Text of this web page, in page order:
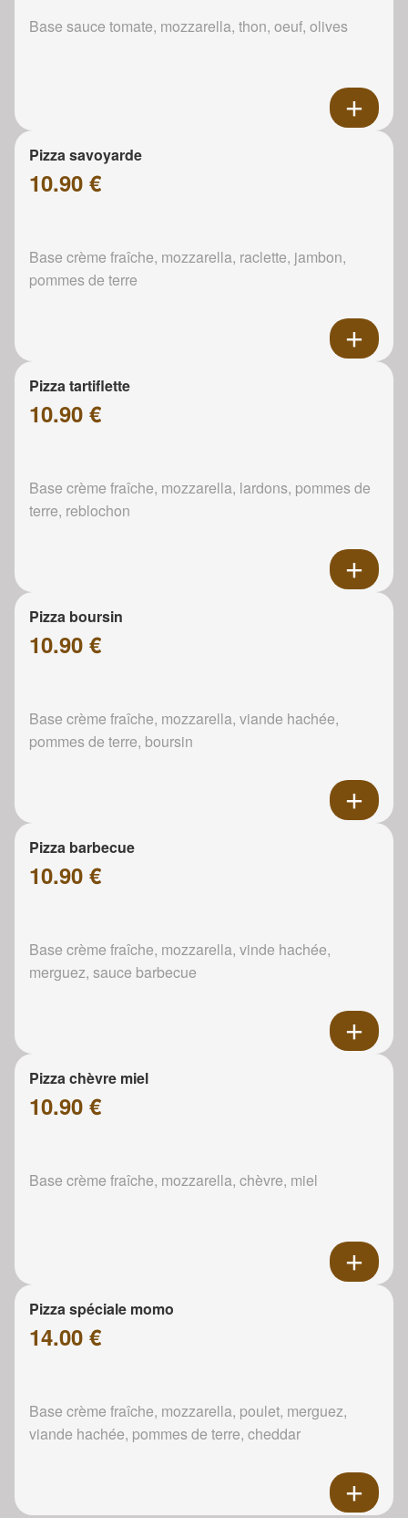
Base sauce tomate, mozzarella, thon, oeuf, olives
Pizza savoyarde
10.90 €
Base crème fraîche, mozzarella, raclette, jambon,
pommes de terre
Pizza tartiflette
10.90 €
Base crème fraîche, mozzarella, lardons, pommes de
terre, reblochon
Pizza boursin
10.90 €
Base crème fraîche, mozzarella, viande hachée,
pommes de terre, boursin
Pizza barbecue
10.90 €
Base crème fraîche, mozzarella, vinde hachée,
merguez, sauce barbecue
Pizza chèvre miel
10.90 €
Base crème fraîche, mozzarella, chèvre, miel
Pizza spéciale momo
14.00 €
Base crème fraîche, mozzarella, poulet, merguez,
viande hachée, pommes de terre, cheddar